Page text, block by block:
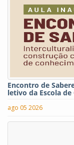
Encontro de
letivo da Escola
ago 05 2026